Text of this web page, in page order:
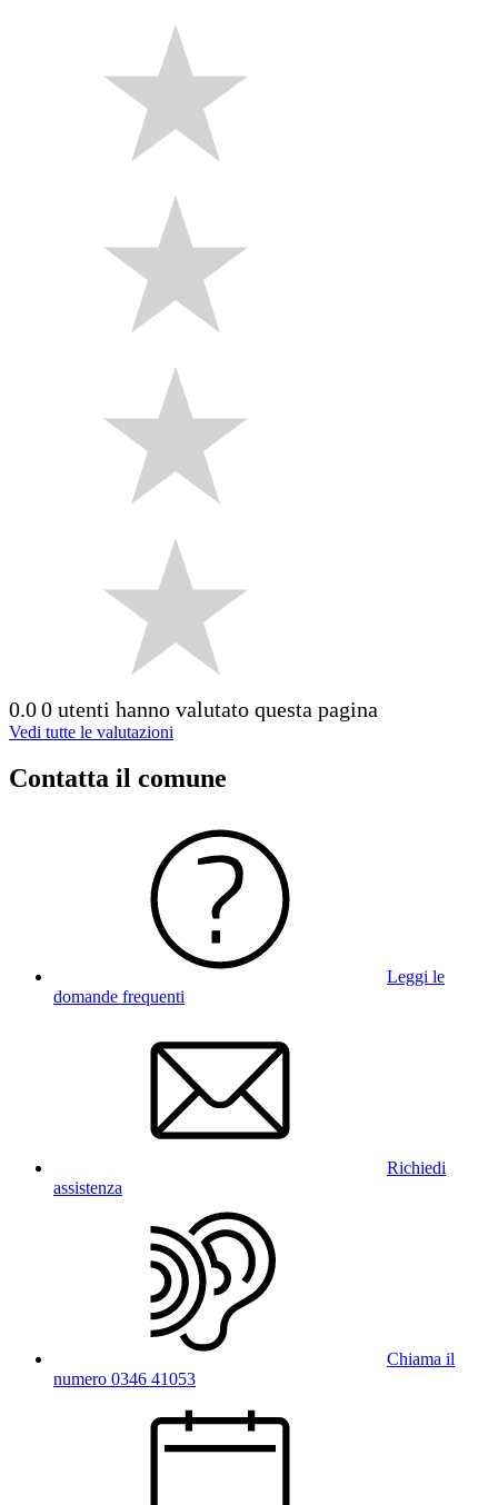
0.00 utenti hanno valutato questa pagina
Vedi tutte le valutazioni
Contatta il comune
Leggi le
domande frequenti
Richiedi
assistenza
Chiama il
numero 0346 41053